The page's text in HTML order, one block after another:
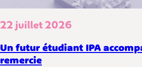
22 juillet 2026
Un futur étudiant IPA
remercie